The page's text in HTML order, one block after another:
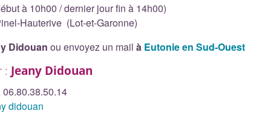
à 10h00 / dernier jour fin à 14h00)
Hauterive (Lot-et-Garonne)
Didouanou envoyez un mail à Eutonie en Sud-Ouest
: Jeany Didouan
06.80.38.50.14
didouan